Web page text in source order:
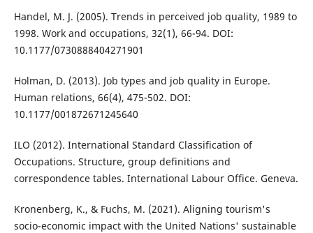
Handel, M. J. (2005). Trends in perceived job quality, 1989 to
1998. Work and occupations, 32(1), 66-94. DOI:
10.1177/0730888404271901
Holman, D. (2013). Job types and job quality in Europe.
Human relations, 66(4), 475-502. DOI:
10.1177/001872671245640
ILO (2012). International Standard Classification of
Occupations. Structure, group definitions and
correspondence tables. International Labour Office. Geneva.
Kronenberg, K., & Fuchs, M. (2021). Aligning tourism's
socio-economic impact with the United Nations' sustainable